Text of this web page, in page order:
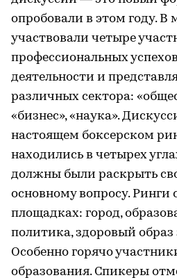
опробовали в этом году. В
участвовали четыре
профессиональных
деятельности и
различных сектора:
«бизнес», «наука».
настоящем боксерском
находились в четырех
должны были раскрыть
основному вопросу. Ринги
площадках: город,
политика, здоровый
Особенно горячо
образования. Спикеры